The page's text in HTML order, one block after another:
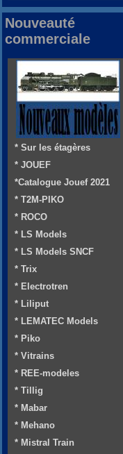
Nouveauté
commerciale
* Sur les étagères
* JOUEF
*Catalogue Jouef 2021
* T2M-PIKO
* ROCO
* LS Models
* LS Models SNCF
* Trix
* Electrotren
* Liliput
* LEMATEC Models
* Piko
* Vitrains
* REE-modeles
* Tillig
* Mabar
* Mehano
* Mistral Train